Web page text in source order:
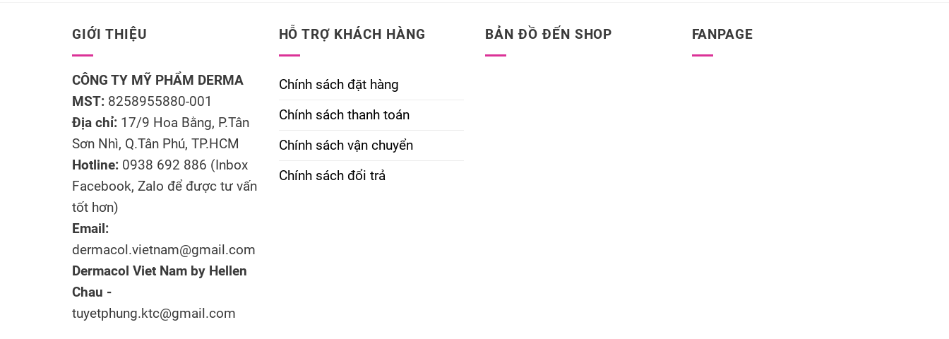
GIỚI THIỆU
CÔNG TY MỸ PHẨM DERMA
MST: 8258955880-001
Địa chỉ: 17/9 Hoa Bằng, P.Tân
Sơn Nhì, Q.Tân Phú, TP.HCM
Hotline: 0938 692 886 (Inbox
Facebook, Zalo để được tư vấn
tốt hơn)
Email:
dermacol.vietnam@gmail.com
Dermacol Viet Nam by Hellen
Chau -
tuyetphung.ktc@gmail.com
HỖ TRỢ KHÁCH HÀNG
Chính sách đặt hàng
Chính sách thanh toán
Chính sách vận chuyển
Chính sách đổi trả
BẢN ĐỒ ĐẾN SHOP FANPAGE